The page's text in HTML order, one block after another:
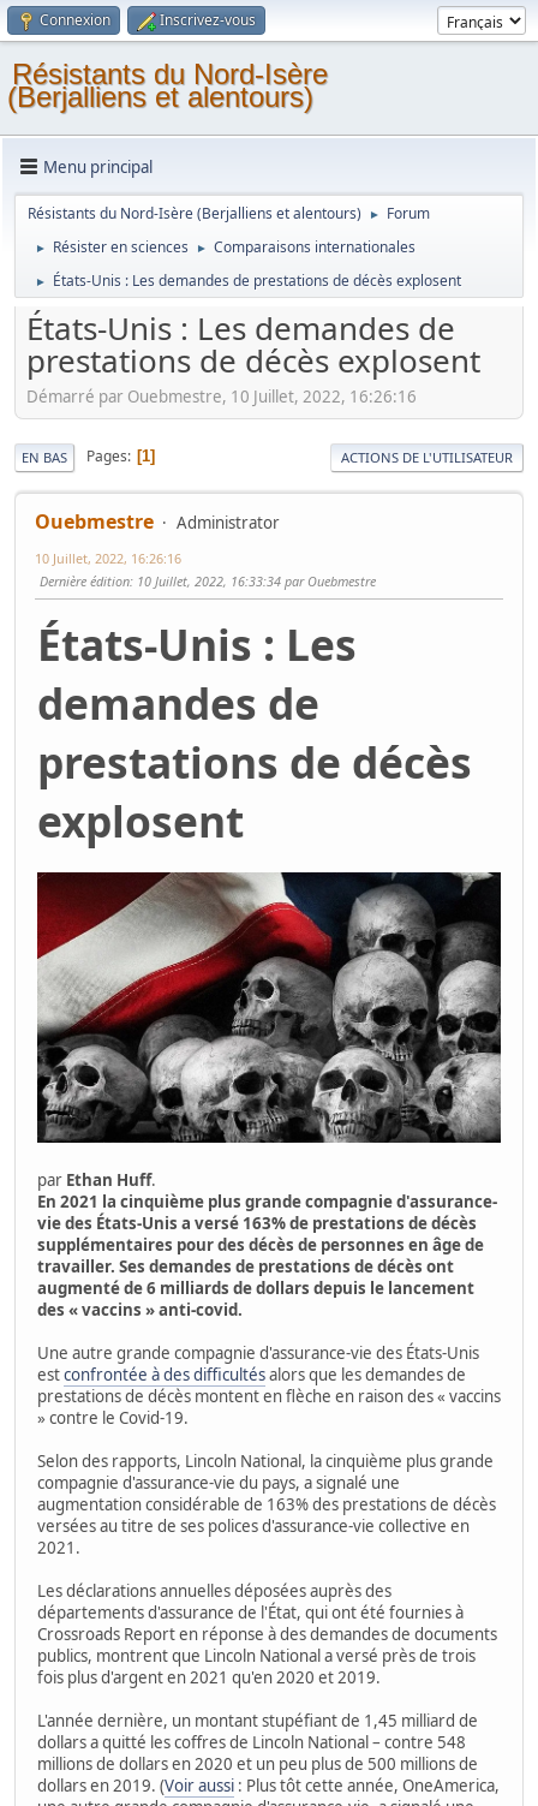
Connexion Inscrivez-vous
Résistants du Nord-Isère
(Berjalliens et alentours)
Menu principal
Résistants du Nord-Isère (Berjalliens et alentours) ► Forum
► Résister en sciences ► Comparaisons internationales
► États-Unis : Les demandes de prestations de décès explosent
États-Unis : Les demandes de
prestations de décès explosent
Démarré par Ouebmestre, 10 Juillet, 2022, 16:26:16
EN BAS Pages 1 ACTIONS DE L'UTILISATEUR
Ouebmestre Administrator
10 Juillet, 2022, 16:26:16
Dernière édition: 10 Juillet, 2022, 16:33:34 par Ouebmestre
États-Unis : Les
demandes de
prestations de décès
explosent
par Ethan Huff.
En 2021 la cinquième plus grande compagnie d'assurance-
vie des États-Unis a versé 163% de prestations de décès
supplémentaires pour des décès de personnes en âge de
travailler. Ses demandes de prestations de décès ont
augmenté de 6 milliards de dollars depuis le lancement
des « vaccins » anti-covid.
Une autre grande compagnie d'assurance-vie des États-Unis
estconfrontée à des difficultésalors que les demandes de
prestations de décès montent en flèche en raison des « vaccins
» contre le Covid-19.
Selon des rapports, Lincoln National, la cinquième plus grande
compagnie d'assurance-vie du pays, a signalé une
augmentation considérable de 163% des prestations de décès
versées au titre de ses polices d'assurance-vie collective en
2021.
Les déclarations annuelles déposées auprès des
départements d'assurance de l'État, qui ont été fournies à
Crossroads Report en réponse à des demandes de documents
publics, montrent que Lincoln National a versé près de trois
fois plus d'argent en 2021 qu'en 2020 et 2019.
L'année dernière, un montant stupéfiant de 1,45 milliard de
dollars a quitté les coffres de Lincoln National – contre 548
millions de dollars en 2020 et un peu plus de 500 millions de
dollars en 2019. (Voir aussi : Plus tôt cette année, OneAmerica,